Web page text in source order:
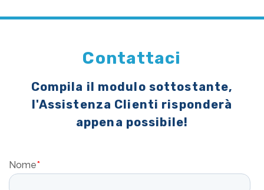
Contattaci
Compila il modulo sottostante,
l'Assistenza Clienti risponderà
appena possibile!